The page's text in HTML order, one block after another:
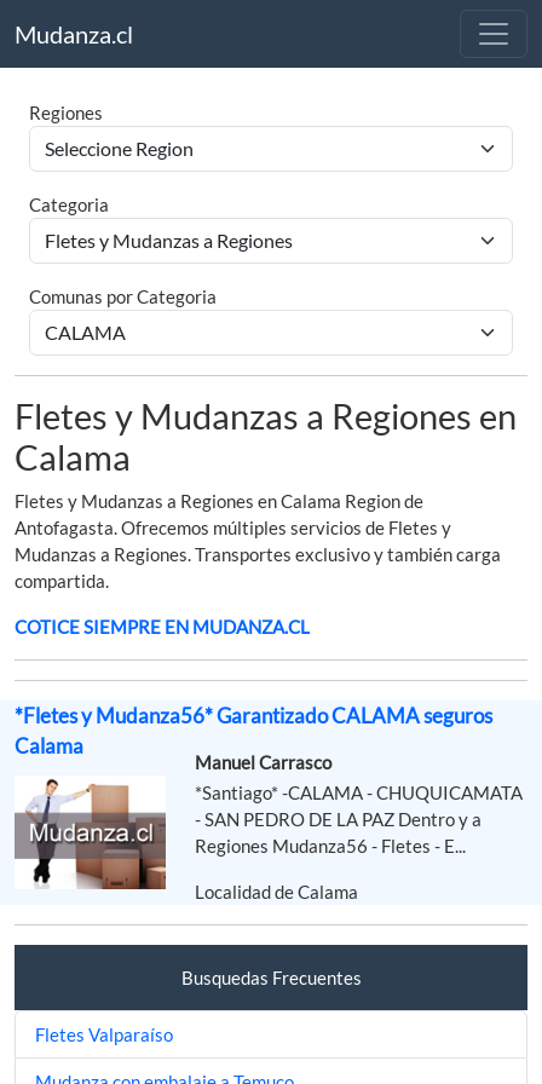
Mudanza.cl
Regiones
Categoria
Comunas por Categoria
Fletes y Mudanzas a Regiones en
Calama
Fletes y Mudanzas a Regiones en Calama Region de
Antofagasta. Ofrecemos múltiples servicios de Fletes y
Mudanzas a Regiones. Transportes exclusivo y también carga
compartida.
COTICE SIEMPRE EN MUDANZA.CL
*Fletes y Mudanza56* Garantizado CALAMA seguros
Calama
Manuel Carrasco
*Santiago* -CALAMA - CHUQUICAMATA
- SAN PEDRO DE LA PAZ Dentro y a
Regiones Mudanza56 - Fletes - E...
Localidad de Calama
Busquedas Frecuentes
Fletes Valparaíso